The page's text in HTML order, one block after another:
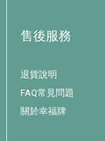
售後服務
退貨說明
FAQ常見問題
關於幸福牌